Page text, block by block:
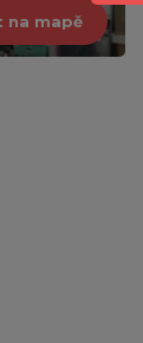
na mapě